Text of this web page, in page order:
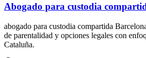
Abogado para custodia
abogado para custodia compartida
de parentalidad y opciones legales con
Cataluña.